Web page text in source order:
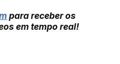
para receber os
em tempo real!